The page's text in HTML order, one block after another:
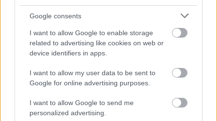
Google consents
I want to allow Google to enable storage
related to advertising like cookies on web or
device identifiers in apps.
I want to allow my user data to be sent to
Google for online advertising purposes.
I want to allow Google to send me
personalized advertising.